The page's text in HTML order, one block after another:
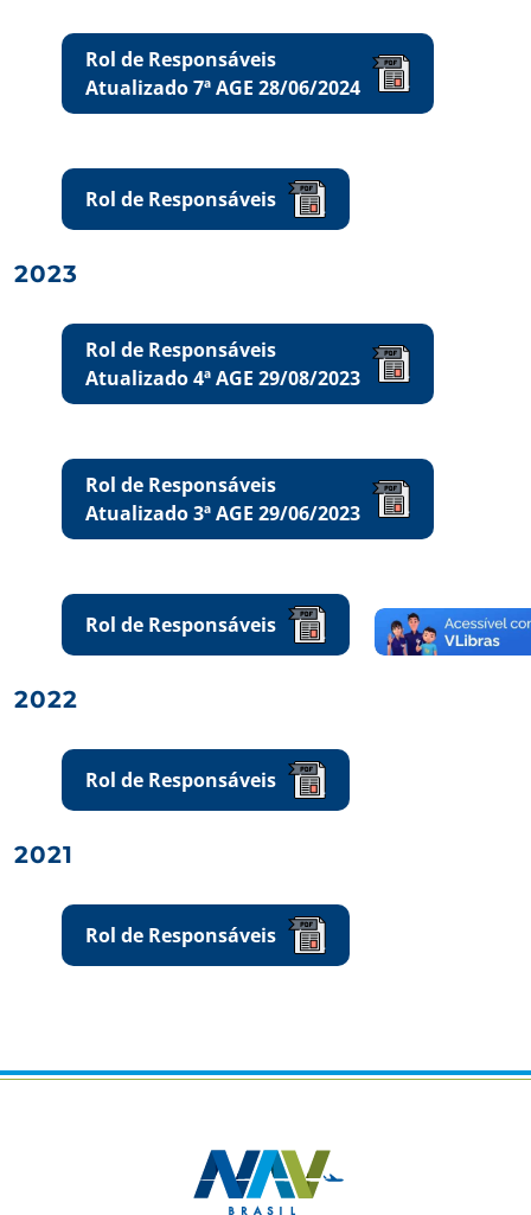
Rol de Responsáveis
Atualizado 7ª AGE 28/06/2024
Rol de Responsáveis
2023
Rol de Responsáveis
Atualizado 4ª AGE 29/08/2023
Rol de Responsáveis
Atualizado 3ª AGE 29/06/2023
Rol de Responsáveis
2022
Rol de Responsáveis
2021
Rol de Responsáveis